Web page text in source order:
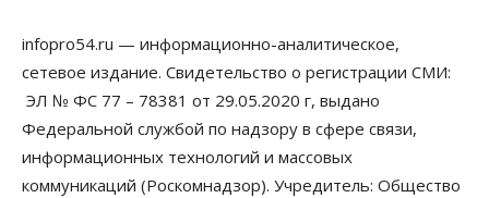
07 Августа 2026, 13:55
Авто Общество
Треть автовладельцев в Новосибирской области
«поставили машины на прикол»
07 Августа 2026, 13:00
infopro54.ru — информационно-аналитическое,
сетевое издание. Свидетельство о регистрации СМИ:
ЭЛ № ФС 77 – 78381 от 29.05.2020 г, выдано
Федеральной службой по надзору в сфере связи,
информационных технологий и массовых
коммуникаций (Роскомнадзор). Учредитель: Общество